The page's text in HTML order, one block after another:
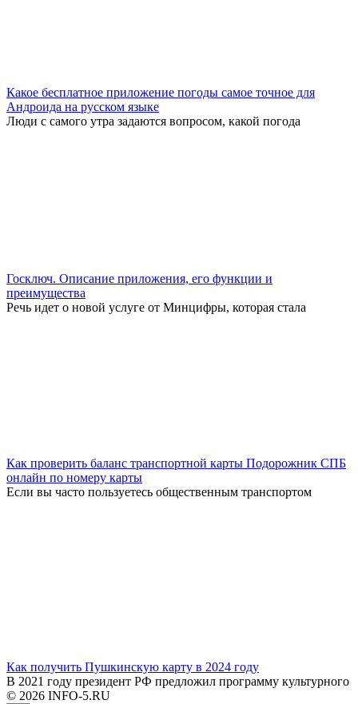
Какое бесплатное приложение погоды самое точное для
Андроида на русском языке
Люди с самого утра задаются вопросом, какой погода
Госключ. Описание приложения, его функции и
преимущества
Речь идет о новой услуге от Минцифры, которая стала
Как проверить баланс транспортной карты Подорожник СПБ
онлайн по номеру карты
Если вы часто пользуетесь общественным транспортом
Как получить Пушкинскую карту в 2024 году
В 2021 году президент РФ предложил программу культурного
© 2026 INFO-5.RU